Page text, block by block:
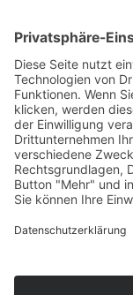
DEKRA F3&F4
DEKRA F3&F4
Hardcovereinband
DEKRA F3&F4
Hardcovereinband-
Sonderpreis pro
zur Bestellung bei
Impressum